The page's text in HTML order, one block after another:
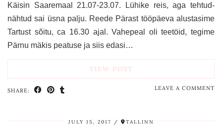
Käisin Saaremaal 21.07-23.07. Lühike reis, aga tehtud-
nähtud sai üsna palju. Reede Pärast tööpäeva alustasime
Tartust sõitu, ca 16.30 ajal. Vahepeal oli teetöid, tegime
Pärnu mäkis peatuse ja siis edasi…
VIEW POST
SHARE: LEAVE A COMMENT
JULY 15, 2017 TALLINN